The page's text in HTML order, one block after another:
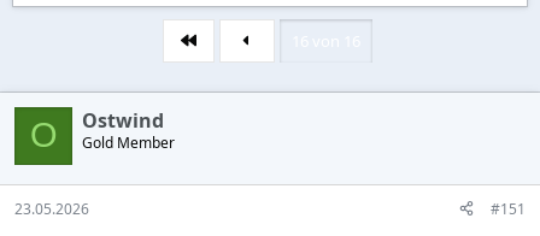
s
l
e
r
s
e
l
t
a
Erste
O Ostwind
Gold Member
23.05.2026 #151